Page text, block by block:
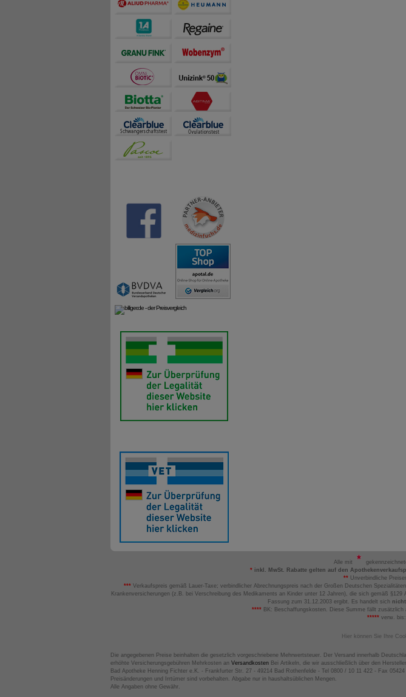
Alle mit
* inkl. MwSt. Rabatte gelten auf den
**Unverbindliche
*** Verkaufspreis gemäß Lauer-Taxe; verbindlicher Abrechnungspreis nach der Großen Deutschen
Krankenversicherungen (z.B. bei Verschreibung des Medikaments an Kinder unter 12 Jahren), die sich gemäß
Fassung zum 31.12.2003 ergibt. Es handelt sich nicht
**** BK: Beschaffungskosten. Diese Summe fällt
***** verw.
Hier können Sie Ihre
Die angegebenen Preise beinhalten die gesetzlich vorgeschriebene Mehrwertsteuer. Der Versand innerhalb
erhöhte Versicherungsgebühren Mehrkosten an Versandkosten Bei Artikeln, die wir ausschließlich über den
Bad Apotheke Henning Fichter e.K. - Frankfurter Str. 27 - 49214 Bad Rothenfelde - Tel 0800 / 10 11 422 - Fax
Preisänderungen und Irrtümer sind vorbehalten. Abgabe nur in haushaltsüblichen Mengen.
Alle Angaben ohne Gewähr.